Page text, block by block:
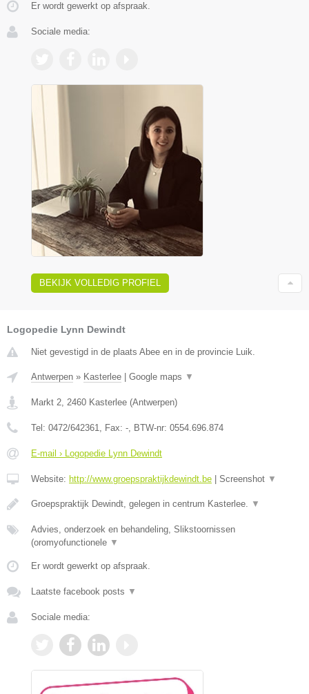
Er wordt gewerkt op afspraak.
Sociale media:
BEKIJK VOLLEDIG PROFIEL
Logopedie Lynn Dewindt
Niet gevestigd in de plaats Abee en in de provincie Luik.
Antwerpen » Kasterlee Google maps ▼
Markt 2, 2460 Kasterlee (Antwerpen)
Tel: 0472/642361, Fax: -, BTW-nr: 0554.696.874
E-mail › Logopedie Lynn Dewindt
Website: http://www.groepspraktijkdewindt.be Screenshot ▼
Groepspraktijk Dewindt, gelegen in centrum Kasterlee. ▼
Advies, onderzoek en behandeling, Slikstoornissen
(oromyofunctionele ▼
Er wordt gewerkt op afspraak.
Laatste facebook posts ▼
Sociale media: